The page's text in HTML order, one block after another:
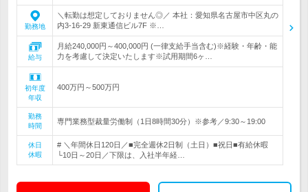
勤務地
＼転勤は想定しておりません◎／ 本社：愛知県名古屋市中区丸の
内3-16-29 新東通信ビル7F ※…
給与
月給240,000円～400,000円 (一律支給手当含む)※経験・年齢・能
力を考慮して決定いたします※試用期間6ヶ…
初年度
年収
400万円～500万円
勤務
時間
専門業務型裁量労働制（1日8時間30分）※参考／9:30～19:00
休日
休暇
# ＼年間休日120日／■完全週休2日制（土日）■祝日■有給休暇
└10日～20日／下限は、入社半年経…